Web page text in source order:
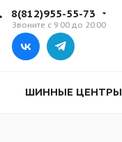
8(812)955-55-73
Звоните с 9:00 до 20:00
ШИННЫЕ ЦЕНТРЫ